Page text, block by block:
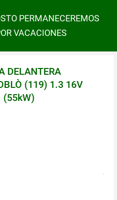
PERMANECEREMOS
VACACIONES
DELANTERA
(119) 1.3 16V